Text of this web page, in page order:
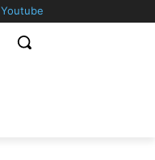
Youtube